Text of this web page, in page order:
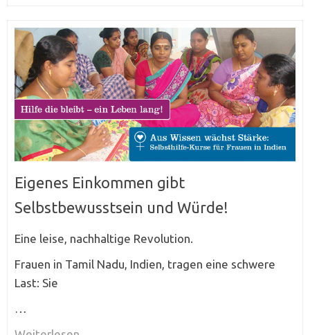
Eigenes Einkommen gibt
Selbstbewusstsein und Würde!
Eine leise, nachhaltige Revolution.
Frauen in Tamil Nadu, Indien, tragen eine schwere
Last: Sie
…